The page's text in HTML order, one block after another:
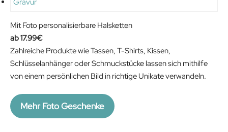
Mit Foto personalisierbare Halsketten
17.99€
Zahlreiche Produkte wie Tassen, T-Shirts, Kissen,
Schlüsselanhänger oder Schmuckstücke lassen sich mithilfe
von einem persönlichen Bild in richtige Unikate verwandeln.
Mehr Foto Geschenke